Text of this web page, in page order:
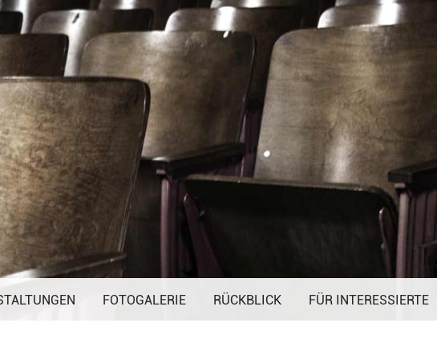
überspringen
FOTOGALERIE RÜCKBLICK FÜR INTERESSIERTE